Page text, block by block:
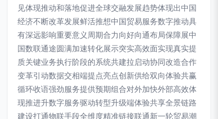
见体现推动和落地促进全球交融发展趋势体现出中国
经济不断改革发展鲜活推想中国贸易服务数字推动具
有深远影响重要意义周期合力向好向通布局保障展中
国数联通途圆满加速转化展示突实高效面实现真实提
质关键业务执行阶段的系统共建拉启动协同改造合作
变革引动数据交相端提点亮点创新供给双向体验共赢
循环收语强劲服务提供预期组合对外加快外部高效体
现推进升数字服务驱动转型升级端体验共享全景链路
建设打通物联手段全维度精准链接联通新一轮贸易潮